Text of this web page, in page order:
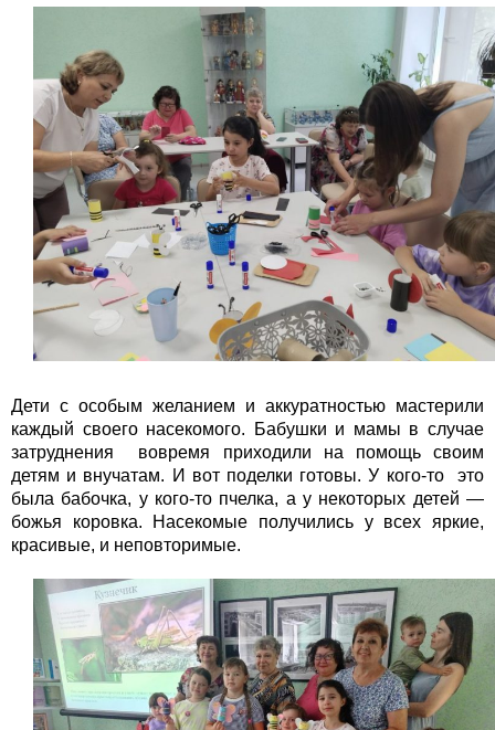
Дети с особым желанием и аккуратностью мастерили
каждый своего насекомого. Бабушки и мамы в случае
затруднения вовремя приходили на помощь своим
детям и внучатам. И вот поделки готовы. У кого-то это
была бабочка, у кого-то пчелка, а у некоторых детей —
божья коровка. Насекомые получились у всех яркие,
красивые, и неповторимые.